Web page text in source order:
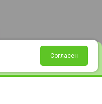
Избранное Корзина
Согласен